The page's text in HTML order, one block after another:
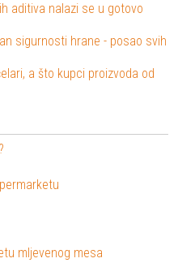
aditiva nalazi se u gotovo
sigurnosti hrane - posao svih
a što kupci proizvoda od
mljevenog mesa